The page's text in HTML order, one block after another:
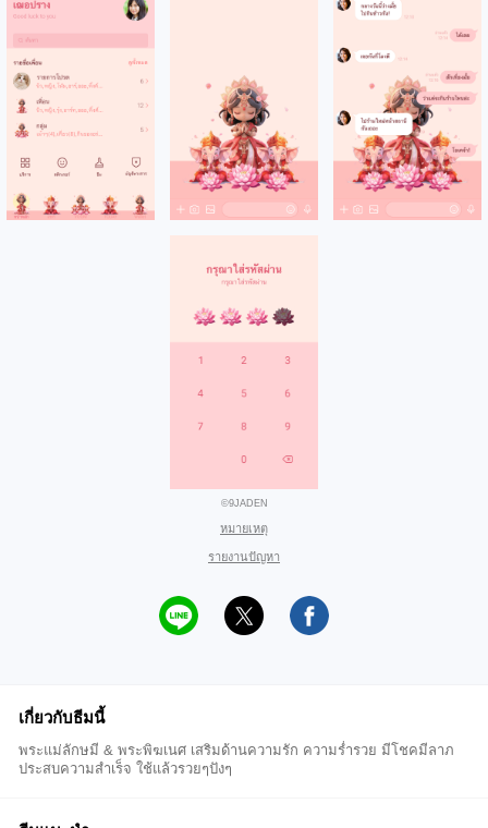
©9JADEN
หมายเหตุ
รายงานปัญหา
เกี่ยวกับธีมนี้
พระแม่ลักษมี & พระพิฆเนศ เสริมด้านความรัก ความร่ำรวย มีโชคมีลาภ
ประสบความสำเร็จ ใช้แล้วรวยๆปังๆ